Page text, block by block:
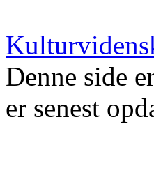
Denne side
er senest